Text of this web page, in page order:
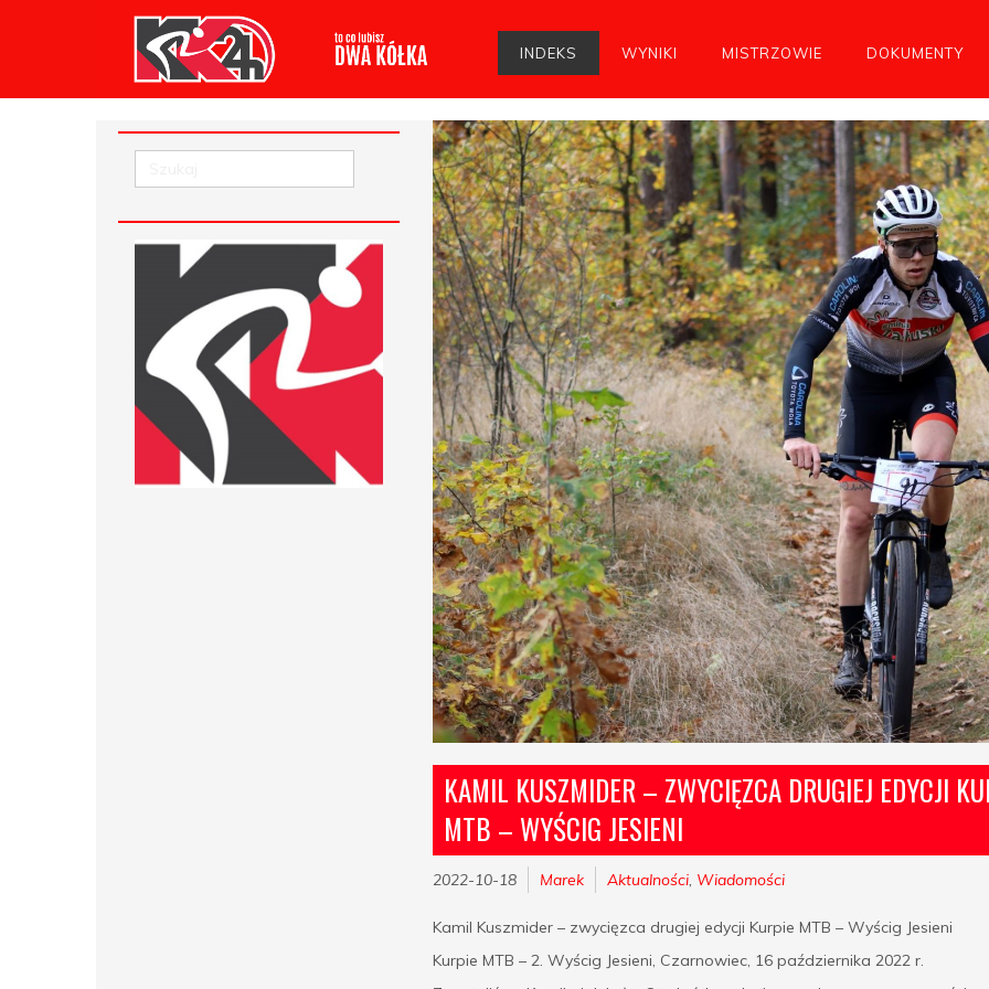
INDEKS WYNIKI MISTRZOWIE DOKUMENTY
KAMIL KUSZMIDER – ZWYCIĘZCA DRUGIEJ EDYCJI
MTB – WYŚCIG JESIENI
2022-10-18 Marek Aktualności, Wiadomości
Kamil Kuszmider – zwycięzca drugiej edycji Kurpie MTB – Wyścig Jesieni
Kurpie MTB – 2. Wyścig Jesieni, Czarnowiec, 16 października 2022 r.